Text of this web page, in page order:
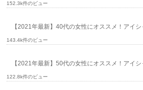
152.3k件のビュー
【2021年最新】40代の女性にオススメ！アイ
143.4k件のビュー
【2021年最新】50代の女性にオススメ！アイ
122.8k件のビュー